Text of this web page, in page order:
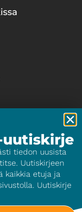
uutiskirje
tiedon uusista
Uutiskirjeen
kaikkia etuja ja
Uutiskirje